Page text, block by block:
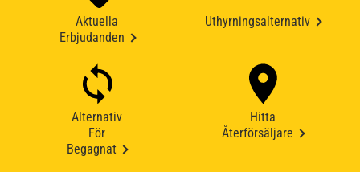
Aktuella
Erbjudanden
Uthyrningsalternativ
Alternativ
För
Begagnat
Hitta
Återförsäljare